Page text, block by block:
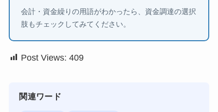
会計・資金繰りの用語がわかったら、資金調達の選択
肢もチェックしてみてください。
Post Views: 409
関連ワード